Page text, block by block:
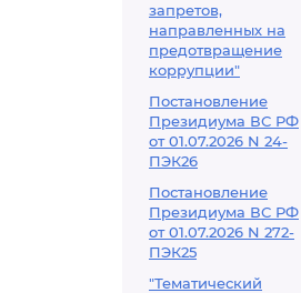
запретов,
направленных на
предотвращение
коррупции"
Постановление
Президиума ВС РФ
от 01.07.2026 N 24-
ПЭК26
Постановление
Президиума ВС РФ
от 01.07.2026 N 272-
ПЭК25
"Тематический